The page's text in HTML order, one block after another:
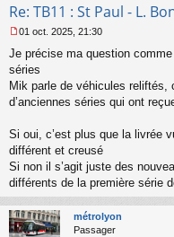
l
u
Re: TB11 : St Paul - L.
e
s
s
g
n
o
n
l
u
01 oct. 2025, 21:30
Je précise ma question
séries
Mik parle de véhicules
d’anciennes séries qui ont
Si oui, c’est plus que la livrée
différent et creusé
Si non il s’agit juste des
différents de la première série
métrolyon
Passager